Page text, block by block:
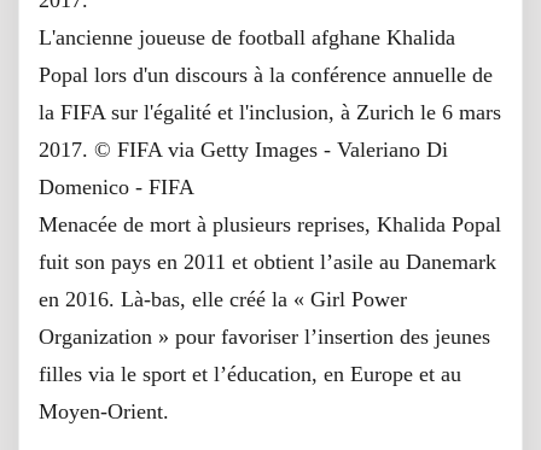
L'ancienne joueuse de football afghane Khalida
Popal lors d'un discours à la conférence annuelle de
la FIFA sur l'égalité et l'inclusion, à Zurich le 6 mars
2017. © FIFA via Getty Images - Valeriano Di
Domenico - FIFA
Menacée de mort à plusieurs reprises, Khalida Popal
fuit son pays en 2011 et obtient l’asile au Danemark
en 2016. Là-bas, elle créé la « Girl Power
Organization » pour favoriser l’insertion des jeunes
filles via le sport et l’éducation, en Europe et au
Moyen-Orient.